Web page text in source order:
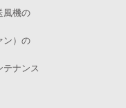
風機の
ン）の
テナンス